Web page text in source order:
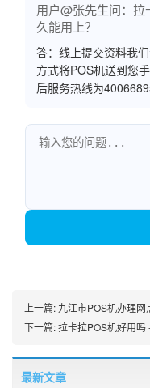
用户@张先生问：
久能用上？
答：线上提交资料我
方式将POS机送到您
后服务热线为
上一篇: 九江市POS机办理网
下一篇:拉卡拉POS机好用
最新文章